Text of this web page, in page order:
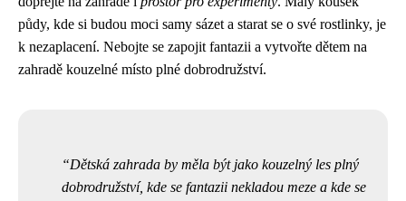
půdy, kde si budou moci samy sázet a starat se o své rostlinky, je
k nezaplacení. Nebojte se zapojit fantazii a vytvořte dětem na
zahradě kouzelné místo plné dobrodružství.
Dětská zahrada by měla být jako kouzelný les plný
dobrodružství, kde se fantazii nekladou meze a kde se